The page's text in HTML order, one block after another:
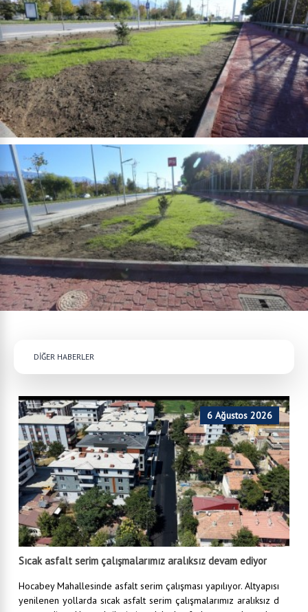
DİĞER HABERLER
6 Ağustos 2026
Sıcak asfalt serim çalışmalarımız aralıksız devam ediyor
Hocabey Mahallesinde asfalt serim çalışması yapılıyor. Altyapısı
yenilenen yollarda sıcak asfalt serim çalışmalarımız aralıksız d